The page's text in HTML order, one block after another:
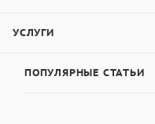
УСЛУГИ
ПОПУЛЯРНЫЕ СТАТЬИ